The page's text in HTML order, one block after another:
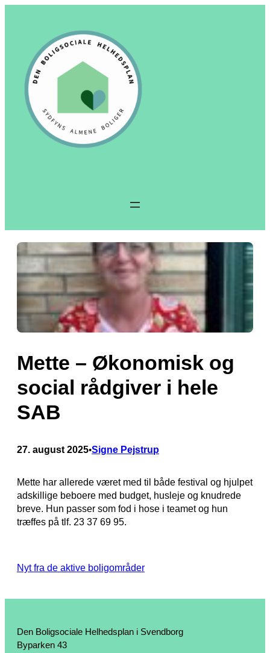
Mette – Økonomisk og
social rådgiver i hele
SAB
27. august 2025•Signe Pejstrup
Mette har allerede været med til både festival og hjulpet
adskillige beboere med budget, husleje og knudrede
breve. Hun passer som fod i hose i teamet og hun
træffes på tlf. 23 37 69 95.
Nyt fra de aktive boligområder
Den Boligsociale Helhedsplan i Svendborg
Byparken 43